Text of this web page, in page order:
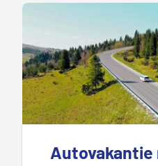
Autovakantie